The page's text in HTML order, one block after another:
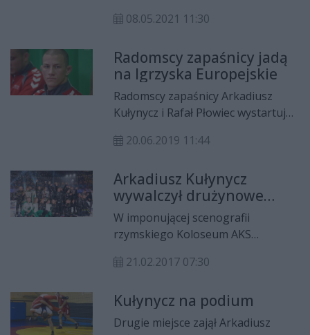
koronawirusa i został przez to
turnieju kwalifikacyjnym do igrzysk
olimpijskich.
08.05.2021 11:30
Radomscy zapaśnicy jadą
na Igrzyska Europejskie
Radomscy zapaśnicy Arkadiusz
Kułynycz i Rafał Płowiec wystartują
odbędą się w Mińsku na Białorusi.
20.06.2019 11:44
Arkadiusz Kułynycz
wywalczył drużynowe
Mistrzostwo Polski!
W imponującej scenografii
rzymskiego Koloseum AKS
Trybunalski pokonał AZS AWF
Piotrkowa Trybunalskiego w
Krajowej Lidze Zapaśniczej został
21.02.2017 07:30
Kułynycz na podium
Drugie miejsce zajął Arkadiusz